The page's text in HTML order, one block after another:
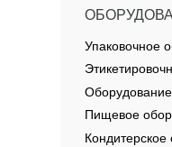
Упаковочное
Пищевое